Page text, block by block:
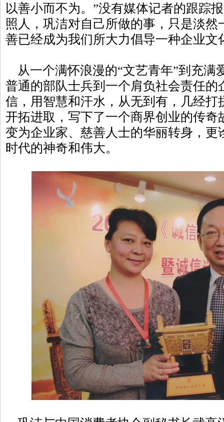
以善小而不为。”没有媒体记者的跟踪
照人，巩洁对自己所做的事，只是淡然
善已经成为我们所大力倡导一种企业文
从一个满怀浪漫的“文艺青年”到充满
普通的部队士兵到一个肩负社会责任的
信，用智慧和汗水，从无到有，几经打
开拓进取，写下了一个商界创业的传奇
变为企业家、慈善人士的华丽转身，更
时代的神奇和伟大。